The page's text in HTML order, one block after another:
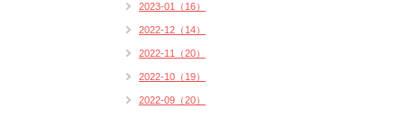
2023-01（16）
2022-12（14）
2022-11（20）
2022-10（19）
2022-09（20）